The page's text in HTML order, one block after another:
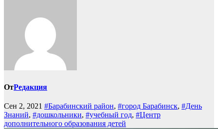
ОтРедакция
Сен 2, 2021 #Барабинский район, #город Барабинск, #День
Знаний, #дошкольники, #учебный год, #Центр
дополнительного образования детей